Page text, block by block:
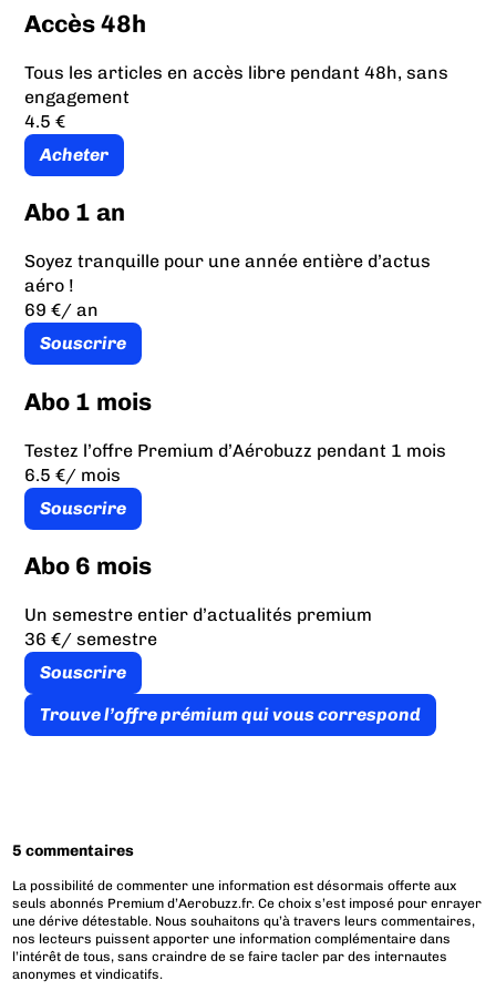
Accès 48h
Tous les articles en accès libre pendant 48h, sans
engagement
4.5 €
Acheter
Abo 1 an
Soyez tranquille pour une année entière d’actus
aéro !
69 €/ an
Souscrire
Abo 1 mois
Testez l’offre Premium d’Aérobuzz pendant 1 mois
6.5 €/ mois
Souscrire
Abo 6 mois
Un semestre entier d’actualités premium
36 €/ semestre
Souscrire
Trouve l’offre prémium qui vous correspond
5 commentaires
La possibilité de commenter une information est désormais offerte aux
seuls abonnés Premium d’Aerobuzz.fr. Ce choix s’est imposé pour enrayer
une dérive détestable. Nous souhaitons qu’à travers leurs commentaires,
nos lecteurs puissent apporter une information complémentaire dans
l’intérêt de tous, sans craindre de se faire tacler par des internautes
anonymes et vindicatifs.